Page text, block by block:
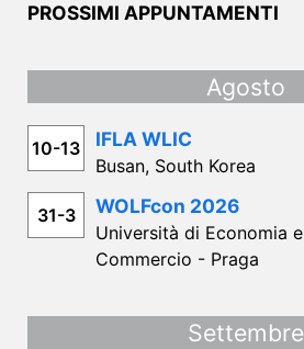
PROSSIMI APPUNTAMENTI
Agosto
10-13 IFLA WLIC
Busan, South Korea
31-3 WOLFcon 2026
Università di Economia e
Commercio - Praga
Settembre